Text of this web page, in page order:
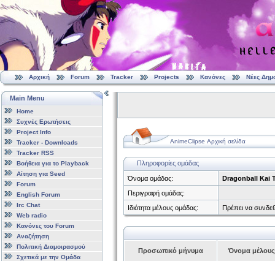
Αρχική Forum Tracker Projects Κανόνες Νέες
Main Menu
Home
Συχνές Ερωτήσεις
Project Info
Tracker - Downloads
Tracker RSS
Βοήθεια για το Playback
Αίτηση για Seed
Forum
English Forum
Irc Chat
Web radio
Κανόνες του Forum
Αναζήτηση
Πολιτική Διαμοιρασμού
Σχετικά με την Ομάδα
AnimeClipse Αρχική σελίδα
Πληροφορίες ομάδας
Όνομα ομάδας:
Dragonball Kai
Περιγραφή ομάδας:
Ιδιότητα μέλους ομάδας:
Πρέπει να
Προσωπικό μήνυμα Όνομα μέλους